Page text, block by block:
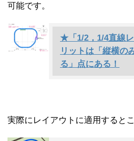
可能です。
★「1/2，1/4直線
リットは「縦横の
る」点にある！
実際にレイアウトに適用すると